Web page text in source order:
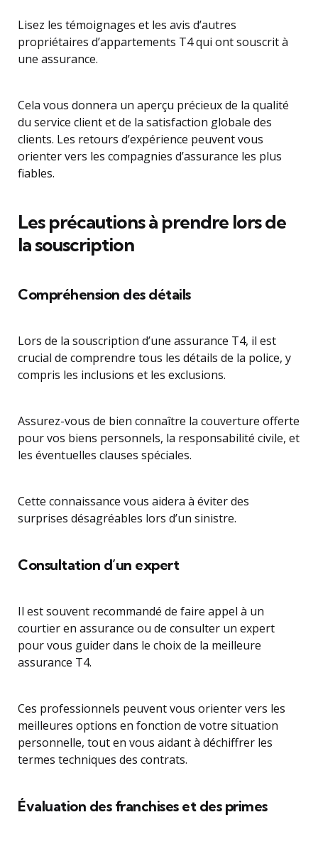
Lisez les témoignages et les avis d’autres
propriétaires d’appartements T4 qui ont souscrit à
une assurance.
Cela vous donnera un aperçu précieux de la qualité
du service client et de la satisfaction globale des
clients. Les retours d’expérience peuvent vous
orienter vers les compagnies d’assurance les plus
fiables.
Les précautions à prendre lors de
la souscription
Compréhension des détails
Lors de la souscription d’une assurance T4, il est
crucial de comprendre tous les détails de la police, y
compris les inclusions et les exclusions.
Assurez-vous de bien connaître la couverture offerte
pour vos biens personnels, la responsabilité civile, et
les éventuelles clauses spéciales.
Cette connaissance vous aidera à éviter des
surprises désagréables lors d’un sinistre.
Consultation d’un expert
Il est souvent recommandé de faire appel à un
courtier en assurance ou de consulter un expert
pour vous guider dans le choix de la meilleure
assurance T4.
Ces professionnels peuvent vous orienter vers les
meilleures options en fonction de votre situation
personnelle, tout en vous aidant à déchiffrer les
termes techniques des contrats.
Évaluation des franchises et des primes